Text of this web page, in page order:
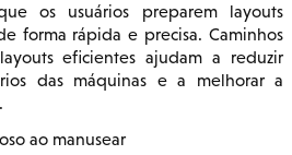
os usuários preparem layouts
forma rápida e precisa. Caminhos
eficientes ajudam a reduzir
das máquinas e a melhorar a
ao manusear